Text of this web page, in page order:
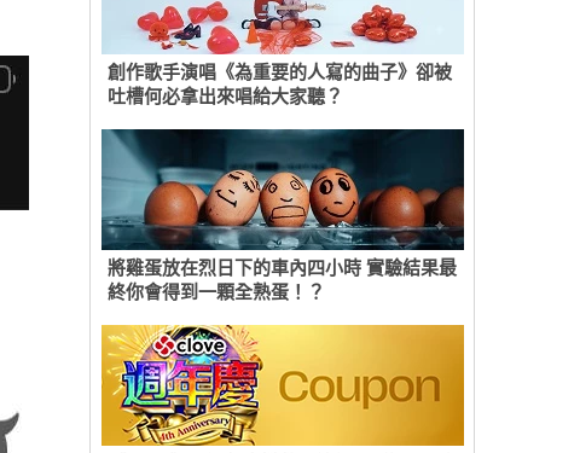
創作歌手演唱《為重要的人寫的曲子》卻被
吐槽何必拿出來唱給大家聽？
將雞蛋放在烈日下的車內四小時 實驗結果最
終你會得到一顆全熟蛋！？